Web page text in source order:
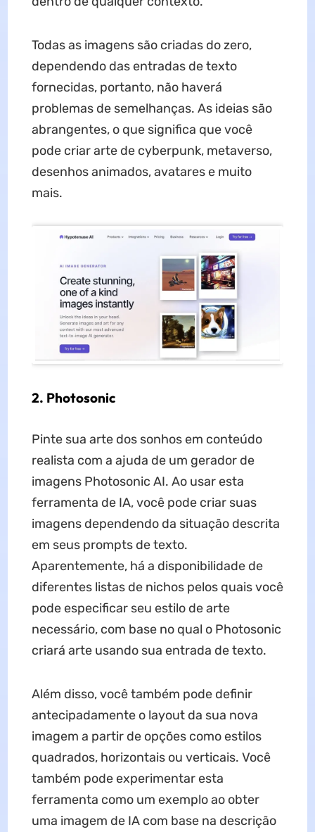
Todas as imagens são criadas do zero,
dependendo das entradas de texto
fornecidas, portanto, não haverá
problemas de semelhanças. As ideias são
abrangentes, o que significa que você
pode criar arte de cyberpunk, metaverso,
desenhos animados, avatares e muito
mais.
2. Photosonic
Pinte sua arte dos sonhos em conteúdo
realista com a ajuda de um gerador de
imagens Photosonic AI. Ao usar esta
ferramenta de IA, você pode criar suas
imagens dependendo da situação descrita
em seus prompts de texto.
Aparentemente, há a disponibilidade de
diferentes listas de nichos pelos quais você
pode especificar seu estilo de arte
necessário, com base no qual o Photosonic
criará arte usando sua entrada de texto.
Além disso, você também pode definir
antecipadamente o layout da sua nova
imagem a partir de opções como estilos
quadrados, horizontais ou verticais. Você
também pode experimentar esta
ferramenta como um exemplo ao obter
uma imagem de IA com base na descrição